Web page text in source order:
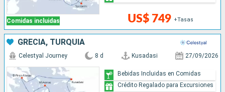
Comidas incluidas US$ 749 +Tasas
GRECIA, TURQUÍA
Celestyal Journey 8 d Kusadasi 27/09/2026
Bebidas Incluidas en Comidas
Crédito Regalado para Excursiones